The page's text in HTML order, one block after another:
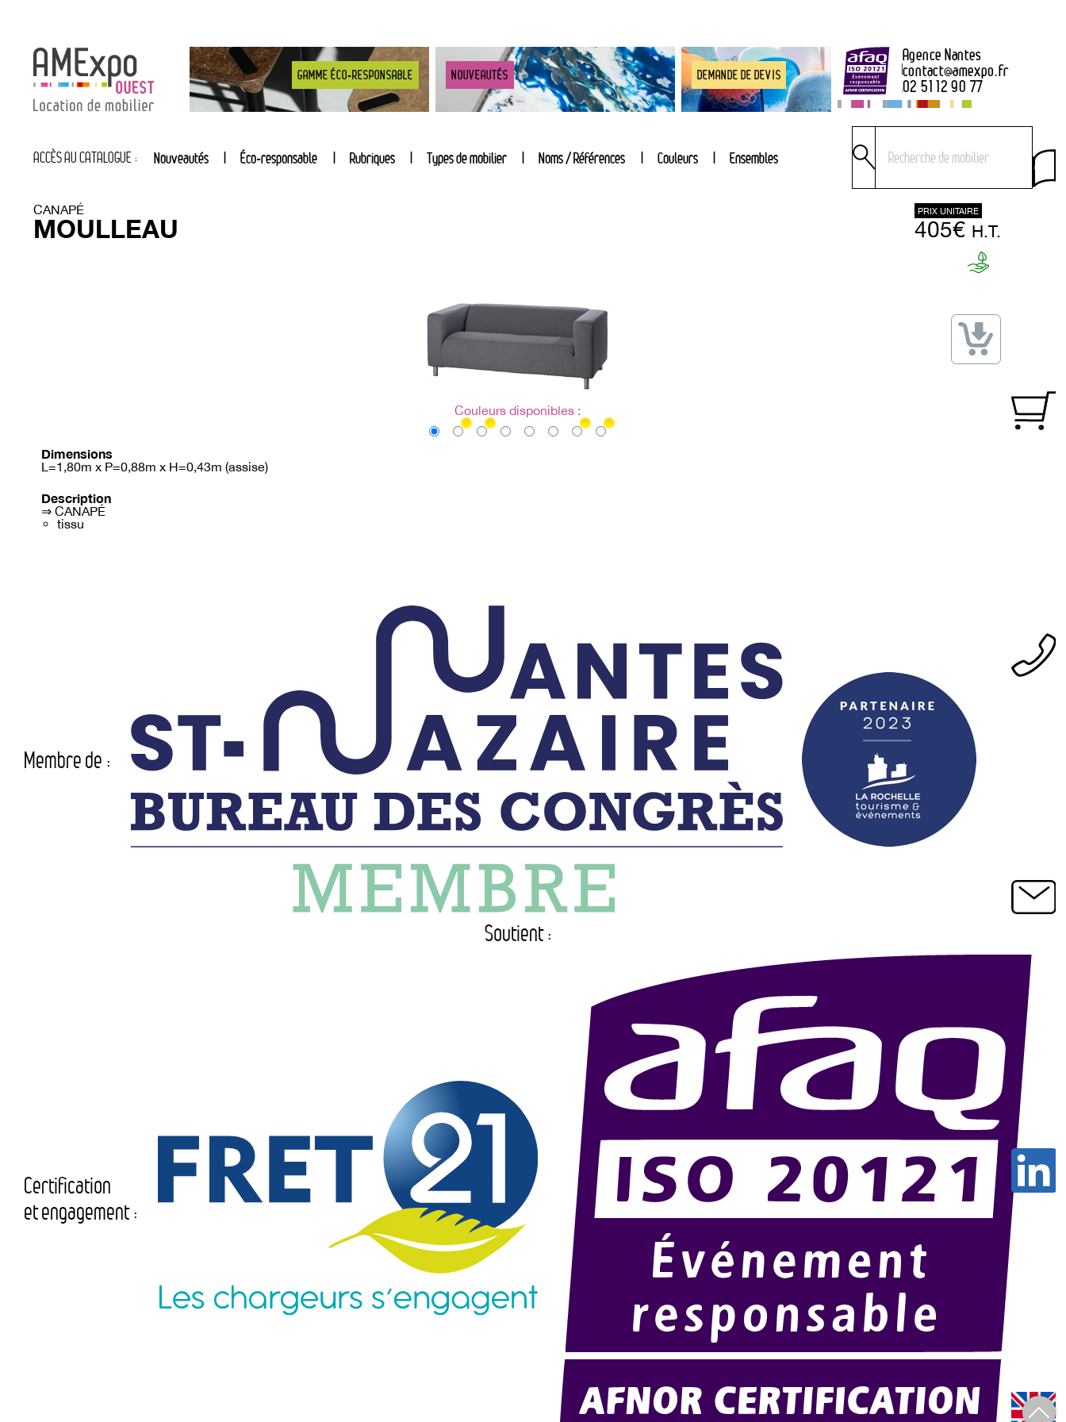
GAMME ÉCO-RESPONSABLE NOUVEAUTÉS DEMANDE DE DEVIS
Agence Nantes
contact@amexpo.fr
02 51 12 90 77
ACCÈS AU CATALOGUE : Nouveautés Éco-responsable Rubriques Types de mobilier Noms / Références Couleurs Ensembles
CANAPÉ
MOULLEAU
PRIX UNITAIRE
405€ H.T.
Couleurs disponibles :
Dimensions
L=1,80m x P=0,88m x H=0,43m (assise)
Description
⇒ CANAPÉ
tissu
Membre de :
Soutient :
Certification
et engagement :